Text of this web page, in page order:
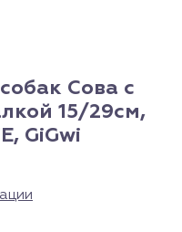
Сова с
15/29см,
GiGwi